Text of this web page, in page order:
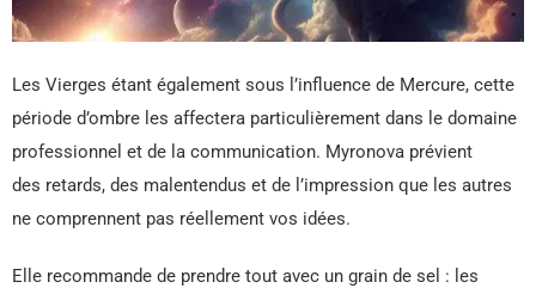
Les Vierges étant également sous l’influence de Mercure, cette
période d’ombre les affectera particulièrement dans le domaine
professionnel et de la communication. Myronova prévient
des retards, des malentendus et de l’impression que les autres
ne comprennent pas réellement vos idées.
Elle recommande de prendre tout avec un grain de sel : les